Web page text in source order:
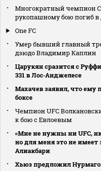
Многократный чемпион
рукопашному бою погиб в
One FC
Умер бывший главный
дзюдо Владимир Каплин
Царукян сразится с
331 в Лос‑Анджелесе
Махачев заявил, что ему
боксе
Чемпион UFC
к бою с Евлоевым
«Мне не нужны ни UFC,
но для меня это не имеет
Алиакбари
Хьюз предложил